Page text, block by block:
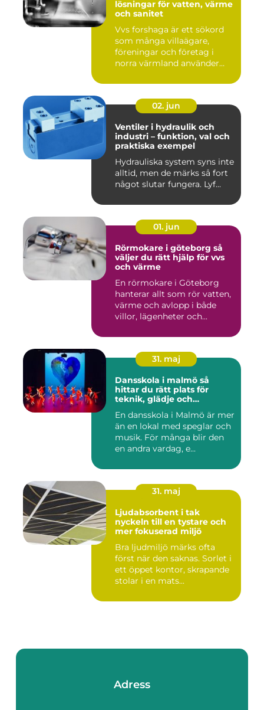
lösningar för vatten, värme
och sanitet
Vvs forshaga är ett sökord
som många villaägare,
föreningar och företag i
norra värmland använder
02. jun
Ventiler i hydraulik och
industri – funktion, val och
praktiska exempel
Hydrauliska system syns inte
alltid, men de märks så fort
något slutar fungera. Lyf...
01. jun
Rörmokare i göteborg så
väljer du rätt hjälp för vvs
och värme
En rörmokare i Göteborg
hanterar allt som rör vatten,
värme och avlopp i både
villor, lägenheter och...
31. maj
Dansskola i malmö så
hittar du rätt plats för
teknik, glädje och
En dansskola i Malmö är mer
än en lokal med speglar och
musik. För många blir den
en andra vardag, e...
31. maj
Ljudabsorbent i tak
nyckeln till en tystare och
mer fokuserad miljö
Bra ljudmiljö märks ofta
först när den saknas. Sorlet i
ett öppet kontor, skrapande
stolar i en mats...
Adress